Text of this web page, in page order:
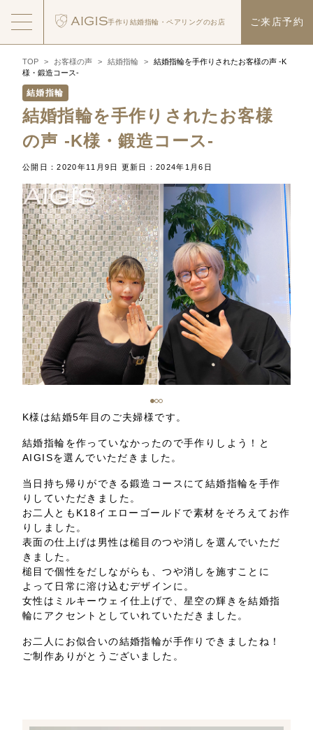
手作り結婚指輪・ ペアリングのお店 ご来店予約
TOP > お客様の声 > 結婚指輪 >
結婚指輪を手作りされたお客様の声 -K
様・鍛造コース-
結婚指輪
結婚指輪を手作りされたお客様
の声 -K様・鍛造コース-
公開日：2020年11月9日 更新日：2024年1月6日
K様は結婚5年目のご夫婦様です。
結婚指輪を作っていなかったので手作りしよう！と
AIGISを選んでいただきました。
当日持ち帰りができる鍛造コースにて結婚指輪を手作
りしていただきました。
お二人ともK18イエローゴールドで素材をそろえてお作
りしました。
表面の仕上げは男性は槌目のつや消しを選んでいただ
きました。
槌目で個性をだしながらも、つや消しを施すことに
よって日常に溶け込むデザインに。
女性はミルキーウェイ仕上げで、星空の輝きを結婚指
輪にアクセントとしていれていただきました。
お二人にお似合いの結婚指輪が手作りできましたね！
ご制作ありがとうございました。